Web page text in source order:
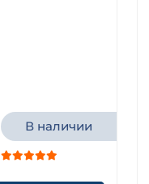
В наличии